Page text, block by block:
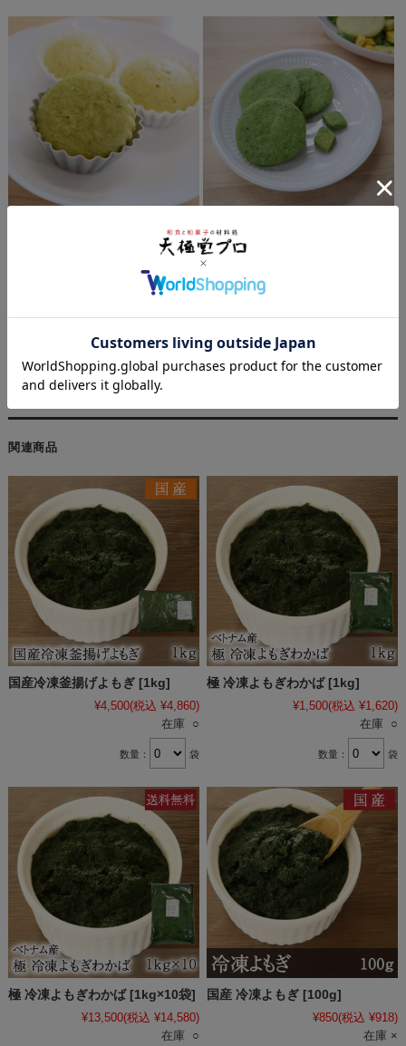
しっとりふわふわな蒸しパンに、
よもぎの香りと彩りをプラスしま
レシピはこちら
軽く何枚でも食べられる、サクサ
クのよもぎクッキーです。
レシピはこちら
関連商品
国産冷凍釜揚げよもぎ [1kg]
¥4,500(税込 ¥4,860)
在庫 ○
数量： 袋
極 冷凍よもぎわかば [1kg]
¥1,500(税込 ¥1,620)
在庫 ○
数量： 袋
極 冷凍よもぎわかば [1kg×10袋]
¥13,500(税込 ¥14,580)
在庫 ○
国産 冷凍よもぎ [100g]
¥850(税込 ¥918)
在庫 ×